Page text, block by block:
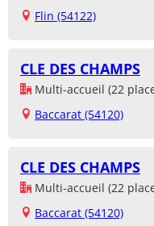
Flin (54122)
CLE DES CHAMPS
Multi-accueil (22
Baccarat (54120)
CLE DES CHAMPS
Multi-accueil (22
Baccarat (54120)